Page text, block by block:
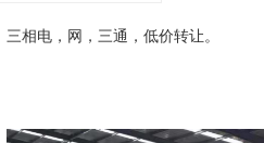
三相电，网，三通，低价转让。